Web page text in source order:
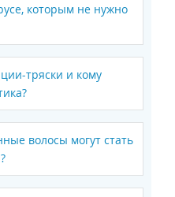
которым не нужно
тряски и кому
волосы могут стать